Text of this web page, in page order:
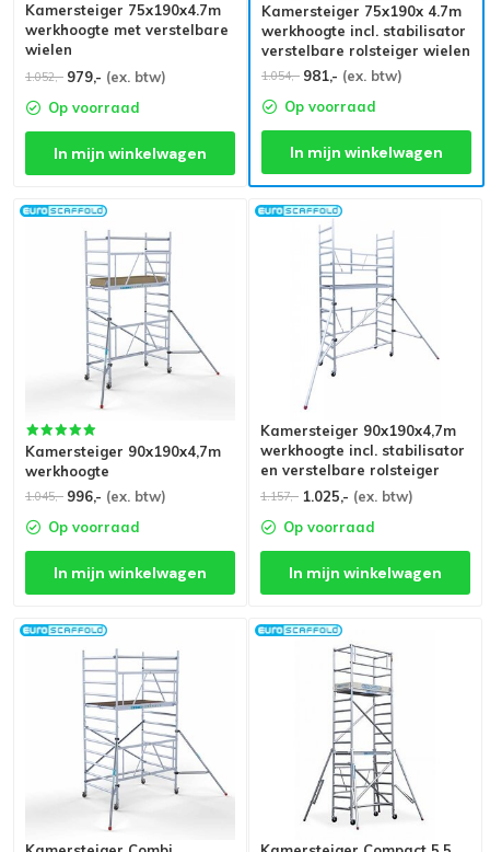
Kamersteiger 75x190x4.7m
werkhoogte met verstelbare
wielen
1.052,- 979,- (ex. btw)
Op voorraad
In mijn winkelwagen
Kamersteiger 75x190x 4.7m
werkhoogte incl. stabilisator
verstelbare rolsteiger wielen
1.054,- 981,- (ex. btw)
Op voorraad
In mijn winkelwagen
Kamersteiger 90x190x4,7m
werkhoogte
1.045,- 996,- (ex. btw)
Op voorraad
In mijn winkelwagen
Kamersteiger 90x190x4,7m
werkhoogte incl. stabilisator
en verstelbare rolsteiger
wielen
1.157,- 1.025,- (ex. btw)
Op voorraad
In mijn winkelwagen